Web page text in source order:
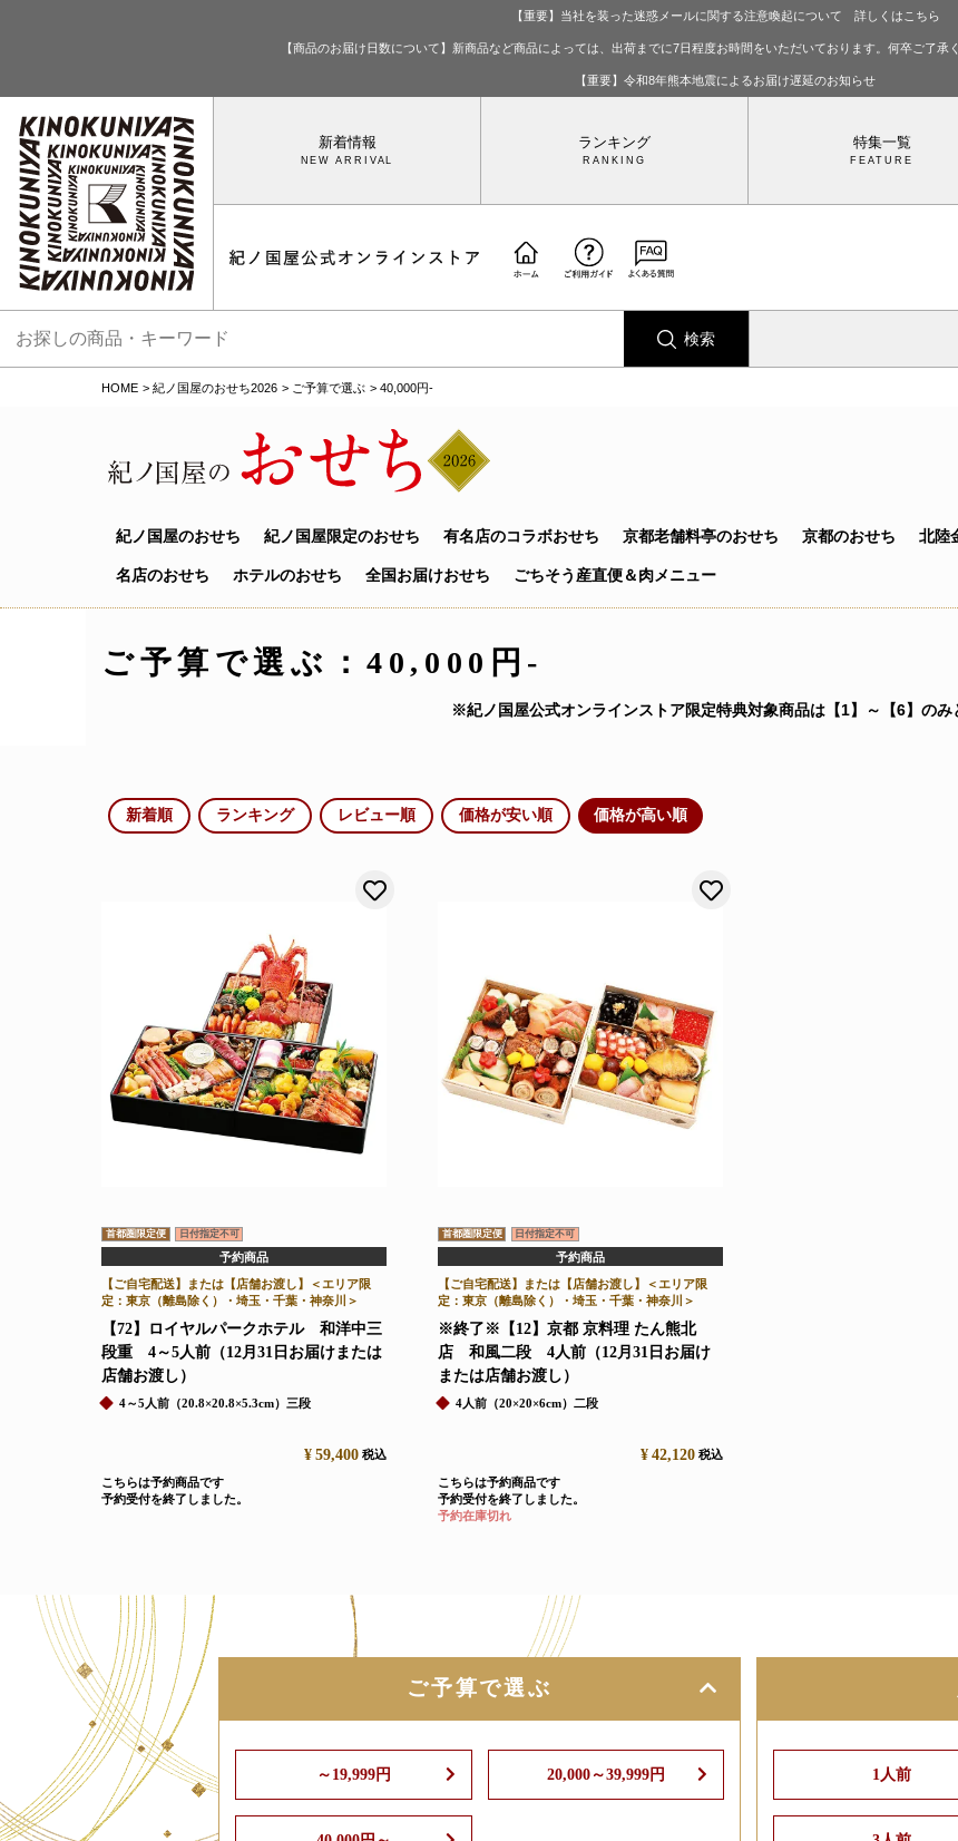
【重要】当社を装った迷惑メールに関する注意喚起について 詳しくはこちら
【商品のお届け日数について】新商品など商品によっては、出荷までに7日程度お時間をいただいております。何卒ご了承
【重要】令和8年熊本地震によるお届け遅延のお知らせ
新着情報 ランキング 特集一覧
検索
HOME 紀ノ国屋のおせち2026 ご予算で選ぶ 40,000円-
紀ノ国屋のおせち 紀ノ国屋限定のおせち 有名店のコラボおせち 京都老舗料亭のおせち 京都のおせち 北陸
名店のおせち ホテルのおせち 全国お届けおせち ごちそう産直便 ＆ 肉メニュー
ご予算で選ぶ：40,000円-
※紀ノ国屋公式オンラインストア限定特典対象商品は【1】～【6】のみ
新着順 ランキング レビュー順 価格が安い順 価格が高い順
首都圏限定便 日付指定不可
予約商品
【ご自宅配送】または【店舗お渡し】＜エリア限
定：東京（離島除く）・埼玉・千葉・神奈川＞
【72】ロイヤルパークホテル 和洋中三
段重 4～5人前（12月31日お届けまたは
店舗お渡し）
4～5人前（20.8×20.8×5.3cm）三段
¥ 59,400 税込
こちらは予約商品です
予約受付を終了しました。
首都圏限定便 日付指定不可
予約商品
【ご自宅配送】または【店舗お渡し】＜エリア限
定：東京（離島除く）・埼玉・千葉・神奈川＞
※終了※【12】京都 京料理 たん熊北
店 和風二段 4人前（12月31日お届け
または店舗お渡し）
4人前（20×20×6cm）二段
¥ 42,120 税込
こちらは予約商品です
予約受付を終了しました。
予約在庫切れ
ご予算で選ぶ
～19,999円 20,000～39,999円 1人前